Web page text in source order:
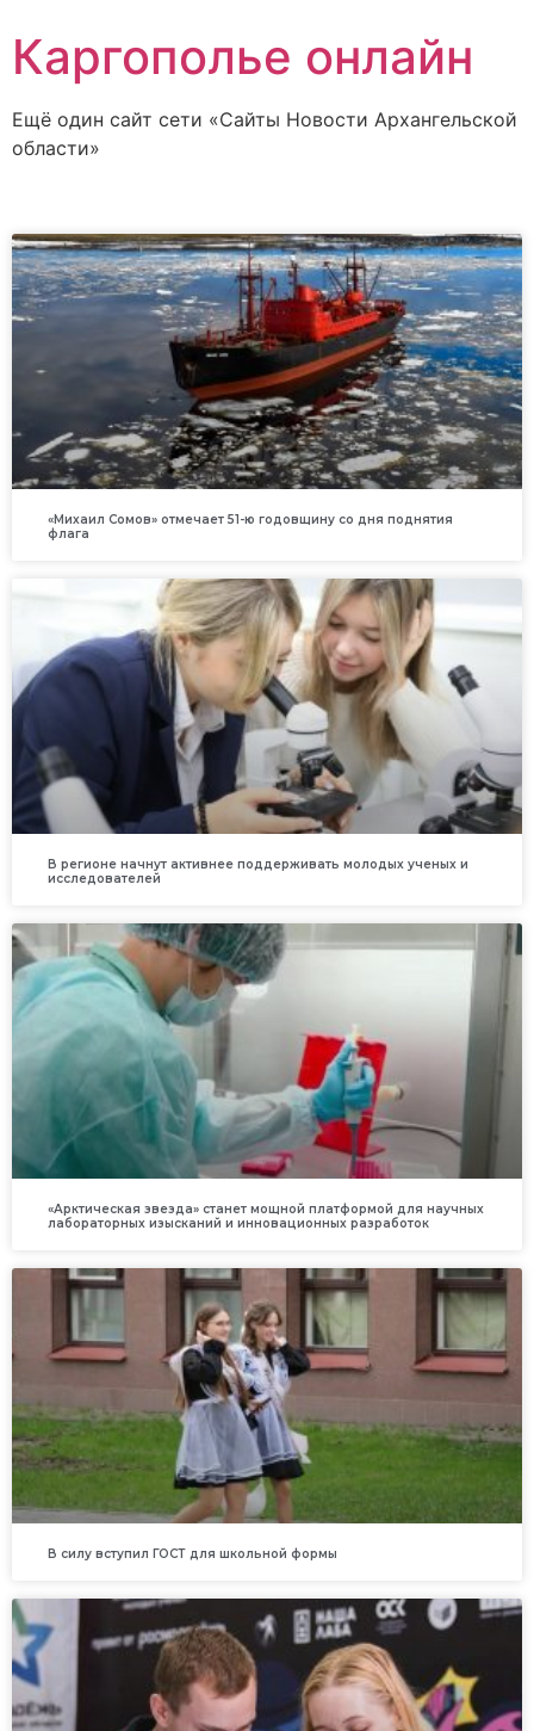
Каргополье онлайн
Ещё один сайт сети «Сайты Новости Архангельской
области»
«Михаил Сомов» отмечает 51-ю годовщину со дня поднятия
флага
В регионе начнут активнее поддерживать молодых ученых и
исследователей
«Арктическая звезда» станет мощной платформой для научных
лабораторных изысканий и инновационных разработок
В силу вступил ГОСТ для школьной формы